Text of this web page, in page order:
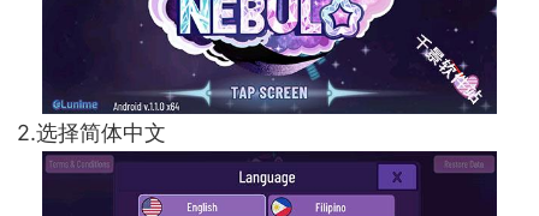
2.选择简体中文